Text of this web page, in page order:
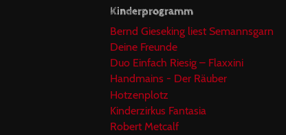
Kinderprogramm
Bernd Gieseking liest Semannsgarn
Deine Freunde
Duo Einfach Riesig – Flaxxini
Handmains - Der Räuber
Hotzenplotz
Kinderzirkus Fantasia
Robert Metcalf